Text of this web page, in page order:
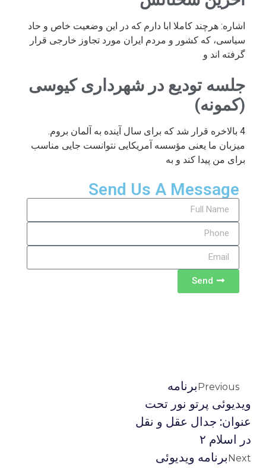
اشاره: هرچند کاملا ابا دارم که در این وضعیت خاص و حاد
سیاسی، که کشور و مردم ایران مورد تجاوز خارجی قرار
گرفته اند و
جلسه تودیع در شهرداری کیوسی
(کمونه)
4 بالاخره قرار شد که برای سال آینده به آلمان بروم.
میزبان ما یعنی مؤسسه آمریکایی نتوانست جایی مناسب
برای من پیدا کند و به
Send Us A Message
Send
Previousبرنامه
ویدیوئى پرتو نور تحت
عنوان: جدال عقل و نقل
در اسلام ۲
Nextبرنامه ویدیوئى